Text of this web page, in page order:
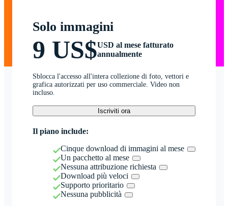
Solo immagini
9 US$USD al mese fatturato
annualmente
Sblocca l'accesso all'intera collezione di foto, vettori e
grafica autorizzati per uso commerciale. Video non
incluso.
Iscriviti ora
Il piano include:
Cinque download di immagini al mese
Un pacchetto al mese
Nessuna attribuzione richiesta
Download più veloci
Supporto prioritario
Nessuna pubblicità